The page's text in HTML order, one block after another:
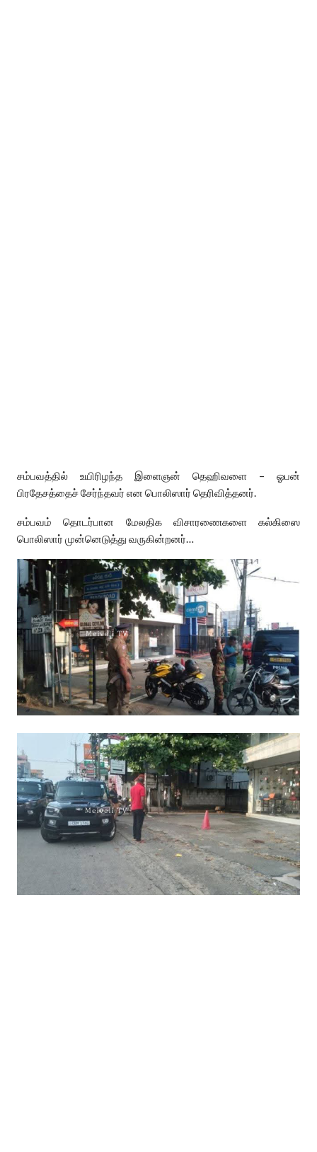
சம்பவத்தில் உயிரிழந்த இளைஞன் தெஹிவளை – ஓபன்
பிரதேசத்தைச் சேர்ந்தவர் என பொலிஸார் தெரிவித்தனர்.
சம்பவம் தொடர்பான மேலதிக விசாரணைகளை கல்கிஸை
பொலிஸார் முன்னெடுத்து வருகின்றனர்…